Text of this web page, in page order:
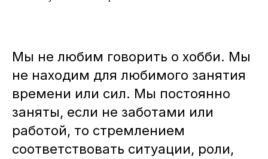
Мы не любим говорить о хобби. Мы
не находим для любимого занятия
времени или сил. Мы постоянно
заняты, если не заботами или
работой, то стремлением
соответствовать ситуации, роли,